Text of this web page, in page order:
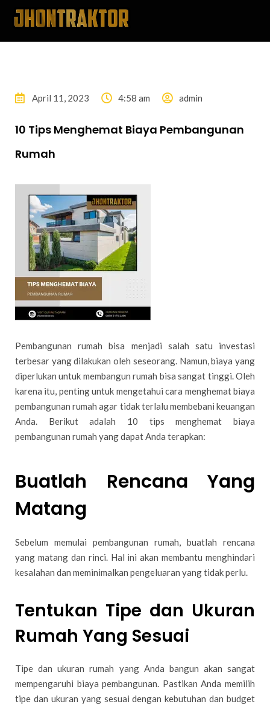
April 11, 2023 4:58 am admin
10 Tips Menghemat Biaya Pembangunan
Rumah
Pembangunan rumah bisa menjadi salah satu investasi
terbesar yang dilakukan oleh seseorang. Namun, biaya yang
diperlukan untuk membangun rumah bisa sangat tinggi. Oleh
karena itu, penting untuk mengetahui cara menghemat biaya
pembangunan rumah agar tidak terlalu membebani keuangan
Anda. Berikut adalah 10 tips menghemat biaya
pembangunan rumah yang dapat Anda terapkan:
Buatlah Rencana Yang
Matang
Sebelum memulai pembangunan rumah, buatlah rencana
yang matang dan rinci. Hal ini akan membantu menghindari
kesalahan dan meminimalkan pengeluaran yang tidak perlu.
Tentukan Tipe dan Ukuran
Rumah Yang Sesuai
Tipe dan ukuran rumah yang Anda bangun akan sangat
mempengaruhi biaya pembangunan. Pastikan Anda memilih
tipe dan ukuran yang sesuai dengan kebutuhan dan budget